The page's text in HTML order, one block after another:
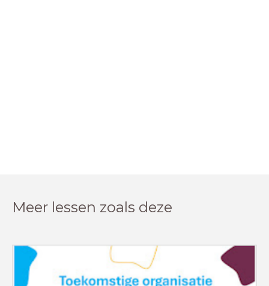
Meer lessen zoals deze